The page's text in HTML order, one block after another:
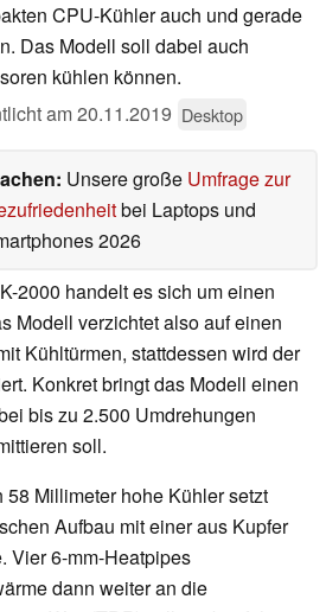
CPU-Kühler auch und gerade
Das Modell soll dabei auch
kühlen können.
am20.11.2019 Desktop
Unsere große Umfrage zur
bei Laptops und
2026
2000 handelt es sich um einen
Modell verzichtet also auf einen
Kühltürmen, stattdessen wird der
Konkret bringt das Modell einen
bis zu 2.500 Umdrehungen
soll.
Millimeter hohe Kühler setzt
Aufbau mit einer aus Kupfer
Vier 6-mm-Heatpipes
dann weiter an die